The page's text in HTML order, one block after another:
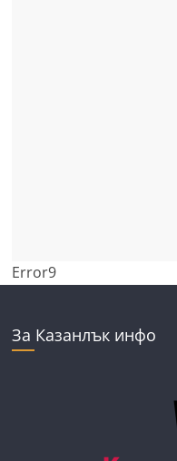
Error9
За Казанлък инфо